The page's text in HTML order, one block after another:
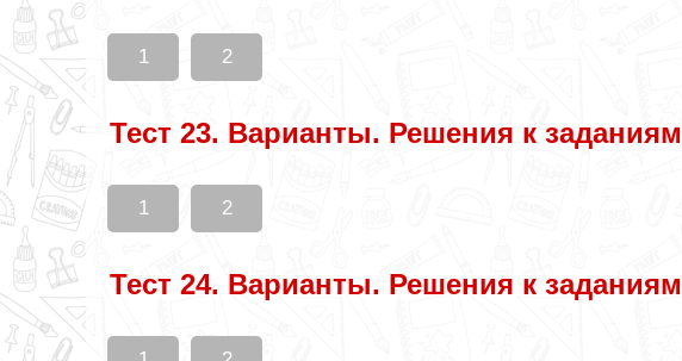
1 2
Тест 23. Варианты. Решения к заданиям
1 2
Тест 24. Варианты. Решения к заданиям